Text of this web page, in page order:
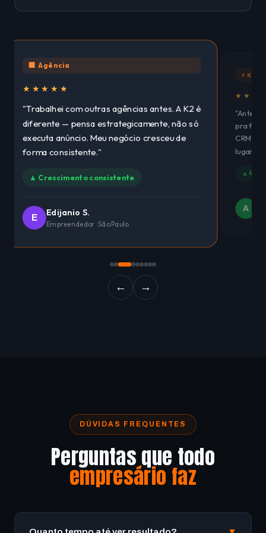
🏢 Agência
★★★★★
"Trabalhei com outras agências antes. A K2 é
diferente — pensa estrategicamente, não só
executa anúncio. Meu negócio cresceu de
forma consistente."
▲ Crescimento consistente
E
Edijanio S.
Empreendedor · São Paulo
⚡
"Antes
pra
CRM,
lugar.
▲ 4
A
← →
DÚVIDAS FREQUENTES
Perguntas que todo
empresário faz